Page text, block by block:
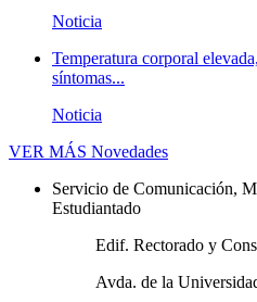
Noticia
Temperatura corporal
síntomas...
Noticia
VER MÁS Novedades
Servicio de Comunicación,
Estudiantado
Edif. Rectorado y
Avda. de la